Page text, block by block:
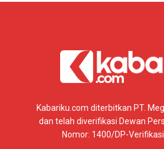
Kabariku.com diterbitkan PT.
dan telah diverifikasi Dewan
Nomor: 1400/DP-